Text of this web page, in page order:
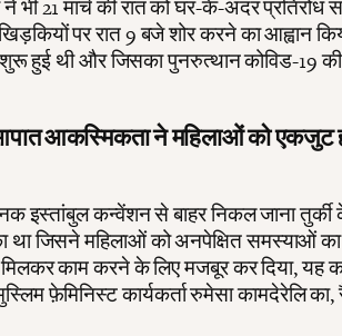
भी 21 मार्च की रात को घर-के-अंदर
पर रात 9 बजे शोर करने का आह्वान
हुई थी और जिसका पुनरुत्थान कोविड-19
आकस्मिकता ने महिलाओं को एकजुट
इस्तांबुल कन्वेंशन से बाहर निकल जाना
जिसने महिलाओं को अनपेक्षित समस्याओं
काम करने के लिए मजबूर कर दिया, यह
फ़ेमिनिस्ट कार्यकर्ता रुमेसा कामदेरेलि